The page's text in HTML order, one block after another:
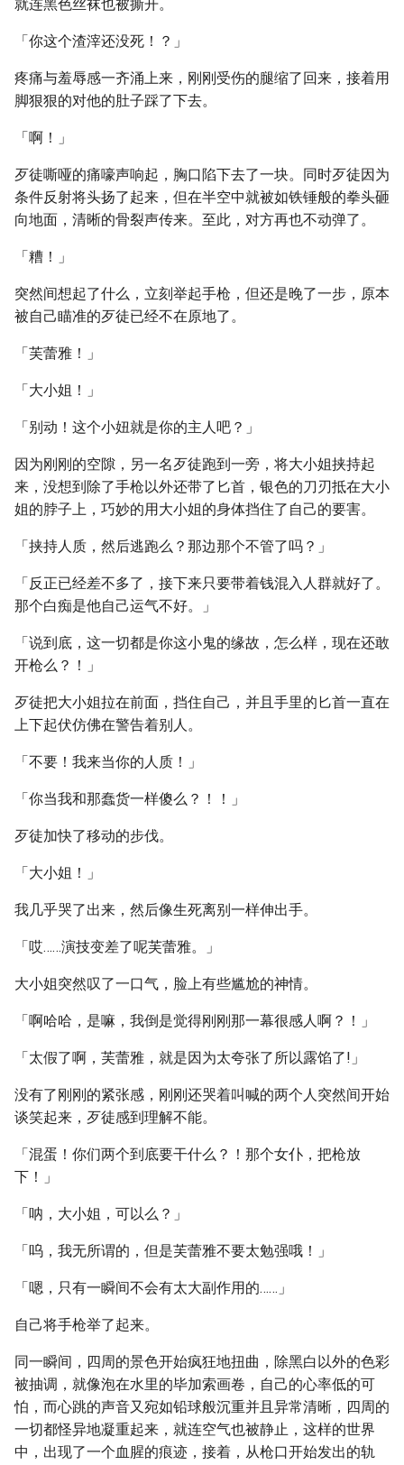
就连黑色丝袜也被撕开。
「你这个渣滓还没死！？」
疼痛与羞辱感一齐涌上来，刚刚受伤的腿缩了回来，接着用
脚狠狠的对他的肚子踩了下去。
「啊！」
歹徒嘶哑的痛嚎声响起，胸口陷下去了一块。同时歹徒因为
条件反射将头扬了起来，但在半空中就被如铁锤般的拳头砸
向地面，清晰的骨裂声传来。至此，对方再也不动弹了。
「糟！」
突然间想起了什么，立刻举起手枪，但还是晚了一步，原本
被自己瞄准的歹徒已经不在原地了。
「芙蕾雅！」
「大小姐！」
「别动！这个小妞就是你的主人吧？」
因为刚刚的空隙，另一名歹徒跑到一旁，将大小姐挟持起
来，没想到除了手枪以外还带了匕首，银色的刀刃抵在大小
姐的脖子上，巧妙的用大小姐的身体挡住了自己的要害。
「挟持人质，然后逃跑么？那边那个不管了吗？」
「反正已经差不多了，接下来只要带着钱混入人群就好了。
那个白痴是他自己运气不好。」
「说到底，这一切都是你这小鬼的缘故，怎么样，现在还敢
开枪么？！」
歹徒把大小姐拉在前面，挡住自己，并且手里的匕首一直在
上下起伏仿佛在警告着别人。
「不要！我来当你的人质！」
「你当我和那蠢货一样傻么？！！」
歹徒加快了移动的步伐。
「大小姐！」
我几乎哭了出来，然后像生死离别一样伸出手。
「哎……演技变差了呢芙蕾雅。」
大小姐突然叹了一口气，脸上有些尴尬的神情。
「啊哈哈，是嘛，我倒是觉得刚刚那一幕很感人啊？！」
「太假了啊，芙蕾雅，就是因为太夸张了所以露馅了!」
没有了刚刚的紧张感，刚刚还哭着叫喊的两个人突然间开始
谈笑起来，歹徒感到理解不能。
「混蛋！你们两个到底要干什么？！那个女仆，把枪放
下！」
「呐，大小姐，可以么？」
「呜，我无所谓的，但是芙蕾雅不要太勉强哦！」
「嗯，只有一瞬间不会有太大副作用的……」
自己将手枪举了起来。
同一瞬间，四周的景色开始疯狂地扭曲，除黑白以外的色彩
被抽调，就像泡在水里的毕加索画卷，自己的心率低的可
怕，而心跳的声音又宛如铅球般沉重并且异常清晰，四周的
一切都怪异地凝重起来，就连空气也被静止，这样的世界
中，出现了一个血腥的痕迹，接着，从枪口开始发出的轨